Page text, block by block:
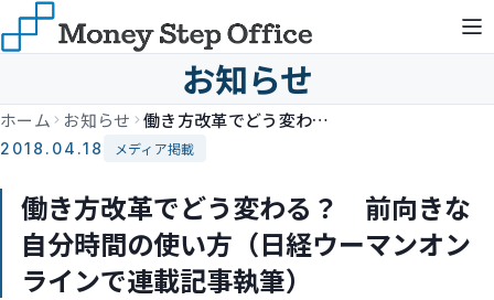
お知らせ
ホーム お知らせ 働き方改革でどう変わる？ 前向きな自分時間の使い方（日経ウーマンオンラインで連載記事執筆）
2018.04.18 メディア掲載
働き方改革でどう変わる？ 前向きな
自分時間の使い方（日経ウーマンオン
ラインで連載記事執筆）